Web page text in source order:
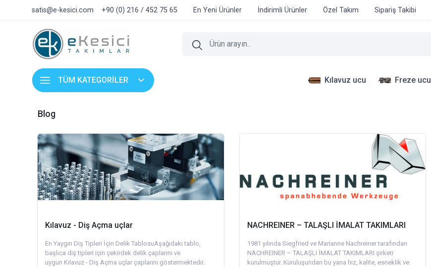
satis@e-kesici.com +90 (0) 216 / 452 75 65 En Yeni Ürünler İndirimli Ürünler Özel Takım Sipariş Takibi
TÜM KATEGORİLER Kılavuz ucu Freze ucu
Blog
Kılavuz - Diş Açma uçlar
En Yaygın Diş Tipleri İçin Delik TablosuAşağıdaki tablo,
başlıca diş tipleri için çekirdek delik çaplarını ve
uygun Kılavuz - Diş Açma uçlar çaplarını göstermektedir.
NACHREINER – TALAŞLI İMALAT TAKIMLARI
1981 yılında Siegfried ve Marianne Nachreiner tarafından
NACHREINER – TALAŞLI İMALAT TAKIMLARI şirketi
kurulmuştur. Kuruluşundan bu yana hız, kalite, esneklik ve